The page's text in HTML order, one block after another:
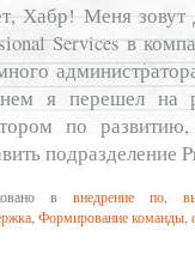
Хабр! Меня зовут
Services в
я перешел на
по
подразделение
в внедрение по
Формирование команды